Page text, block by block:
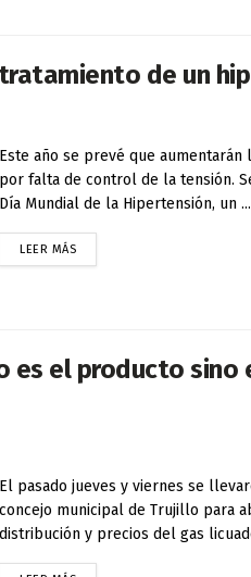
de un
Este año se prevé que aumentarán
por falta de control de la tensión.
Día Mundial de la Hipertensión, un ...
LEER MÁS
es el producto sino
El pasado jueves y viernes se
concejo municipal de Trujillo para
distribución y precios del gas